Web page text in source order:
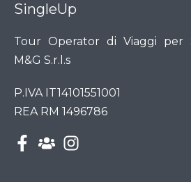
SingleUp
Tour Operator di Viaggi per
M&G S.r.l.s
P.IVA IT14101551001
REA RM 1496786